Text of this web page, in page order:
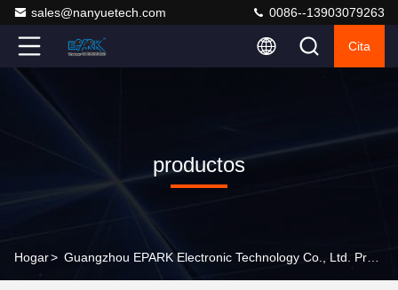
sales@nanyuetech.com 0086--13903079263
Cita
productos
Hogar>